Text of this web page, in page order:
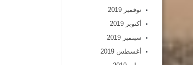
نوفمبر 2019
أكتوبر 2019
سبتمبر 2019
أغسطس 2019